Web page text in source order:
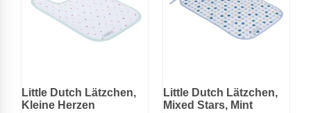
Little Dutch Lätzchen,
Kleine Herzen
Little Dutch Lätzchen,
Mixed Stars, Mint